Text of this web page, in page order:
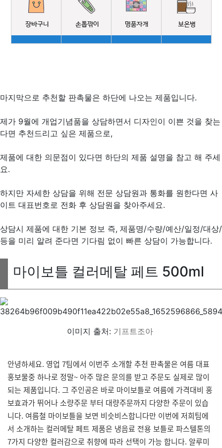
마지막으로 추천할 판촉물은 하단에 나오는 제품입니다.
제가 9월에 개업기념품을 상담하면서 디자인이 이쁜 것을 찾는
다면 추천드리고 싶은 제품으로,
제품에 대한 의문점이 있다면 하단의 제품 설명을 참고 해 주세
요.
하지만 자세한 상담을 위해 전문 상담원과 통화를 원한다면 사
이트 대표번호로 전화 후 상담원을 찾아주세요.
상담시 제품에 대한 기본 정보 즉, 제품명/수량/예산/일정/대상/
등을 미리 알려 준다면 기다림 없이 빠른 상담이 가능합니다.
마이보틀 컬러메탈 페트 500ml
이미지 출처: 기프트조아
안녕하세요. 영업 7팀에서 이번주 소개할 추천 판촉물은 여름 대표
홍보물중 하나로 정말~ 아주 많은 문의를 받고 주문도 실제로 많이
되는 제품입니다. 그 주인공은 바로 마이보틀로 여름에 가격대비 홍
보효과가 뛰어나 소량주문 부터 대량주문까지 다양한 주문이 있습
니다. 여름철 마이보틀을 보면 비슷비스합니다만 이번에 저희팀에
서 소개하는 컬러메탈 페트 제품은 냉음료 전용 보틀로 파스텔톤의
7가지 다양한 컬러감으로 취향에 따라 선택이 가능 합니다. 알루미